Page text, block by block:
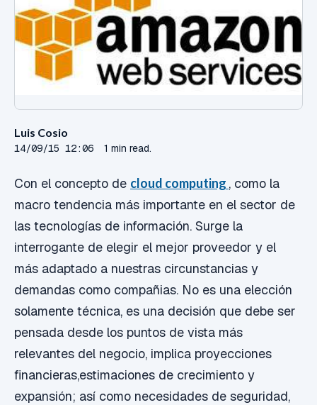
Luis Cosio
14/09/15 12:06 1 min read.
Con el concepto de cloud computing , como la
macro tendencia más importante en el sector de
las tecnologías de información. Surge la
interrogante de elegir el mejor proveedor y el
más adaptado a nuestras circunstancias y
demandas como compañias. No es una elección
solamente técnica, es una decisión que debe ser
pensada desde los puntos de vista más
relevantes del negocio, implica proyecciones
financieras,estimaciones de crecimiento y
expansión; así como necesidades de seguridad,